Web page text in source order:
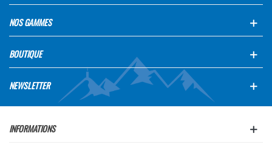
NOS GAMMES
BOUTIQUE
NEWSLETTER
INFORMATIONS